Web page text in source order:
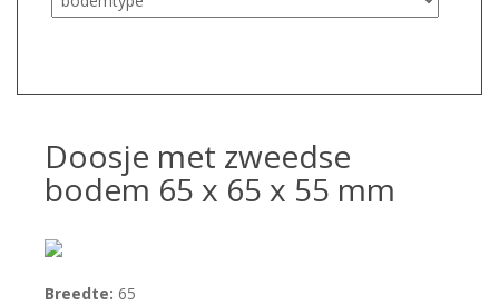
Doosje met zweedse
bodem 65 x 65 x 55 mm
Breedte: 65